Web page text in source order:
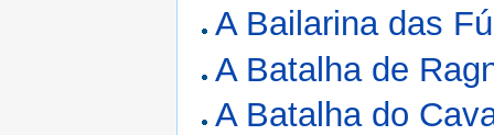
A Bailarina das
A Batalha de
A Batalha do